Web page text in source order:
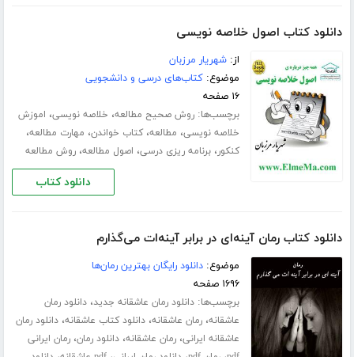
دانلود کتاب اصول خلاصه نویسی
از:شهریار مرزبان
موضوع:کتاب‌های درسی و دانشجویی
۱۶ صفحه
برچسب‌ها:روش صحیح مطالعه، خلاصه نویسی، اموزش
خلاصه نویسی، مطالعه،کتاب خواندن، مهارت مطالعه،
کنکور،برنامه ریزی درسی، اصول مطالعه،روش مطالعه
دانلود کتاب
دانلود کتاب رمان آینه‌ای در برابر آینه‌ات می‌گذارم
موضوع:دانلود رایگان بهترین رمان‌ها
۱۶۹۶ صفحه
برچسب‌ها:دانلود رمان عاشقانه جدید،دانلود رمان
عاشقانه،رمان عاشقانه،دانلود کتاب عاشقانه،دانلود رمان
عاشقانه ایرانی،رمان عاشقانه،دانلود رمان،رمان ایرانی